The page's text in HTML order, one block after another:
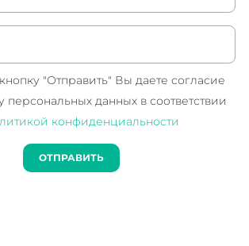
"Отправить" Вы даете согласие
персональных данных в соответствии
конфиденциальности